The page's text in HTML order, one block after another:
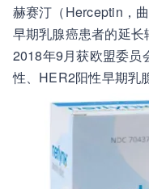
赫赛汀（Herceptin，
早期乳腺癌患者的延
2018年9月获欧盟委员
性、HER2阳性早期乳